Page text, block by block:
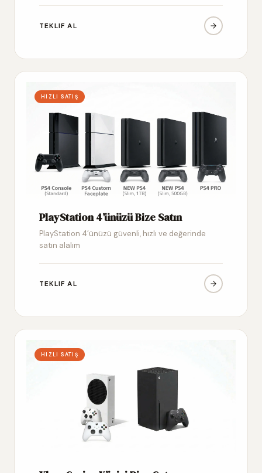
TEKLIF AL
HIZLI SATIŞ
PlayStation 4’ünüzü Bize Satın
PlayStation 4’ünüzü güvenli, hızlı ve değerinde
satın alalım
TEKLIF AL
HIZLI SATIŞ